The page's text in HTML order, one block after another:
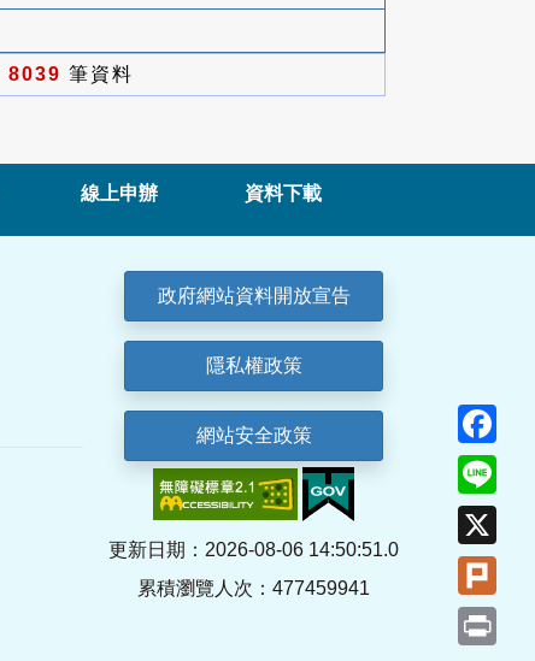
8039 筆資料
線上申辦 資料下載
政府網站資料開放宣告
隱私權政策
網站安全政策
更新日期：2026-08-06 14:50:51.0
累積瀏覽人次：477459941